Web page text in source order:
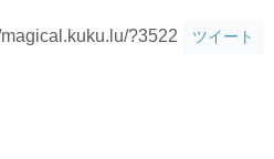
magical.kuku.lu/?3522 ツイート